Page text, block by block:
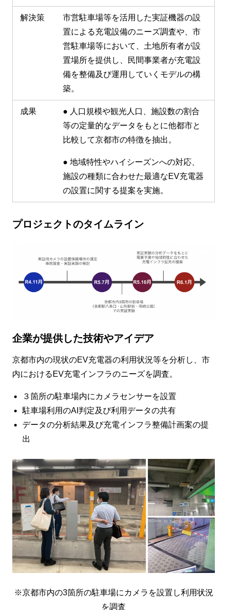
解決策
市営駐車場等を活用した実証機器の設
置による充電設備のニーズ調査や、市
営駐車場等において、土地所有者が設
置場所を提供し、民間事業者が充電設
備を整備及び運用していくモデルの構
築。
成果
● 人口規模や観光人口、施設数の割合
等の定量的なデータをもとに他都市と
比較して京都市の特徴を抽出。
● 地域特性やハイシーズンへの対応、
施設の種類に合わせた最適なEV充電器
の設置に関する提案を実施。
プロジェクトのタイムライン
企業が提供した技術やアイデア
京都市内の現状のEV充電器の利用状況等を分析し、市
内におけるEV充電インフラのニーズを調査。
３箇所の駐車場内にカメラセンサーを設置
駐車場利用のAI判定及び利用データの共有
データの分析結果及び充電インフラ整備計画案の提
出
※京都市内の3箇所の駐車場にカメラを設置し利用状況
を調査